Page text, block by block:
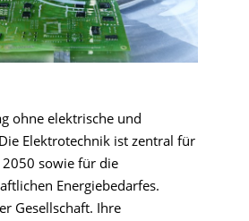
ohne elektrische und
Elektrotechnik ist zentral für
2050 sowie für die
Energiebedarfes.
Gesellschaft. Ihre